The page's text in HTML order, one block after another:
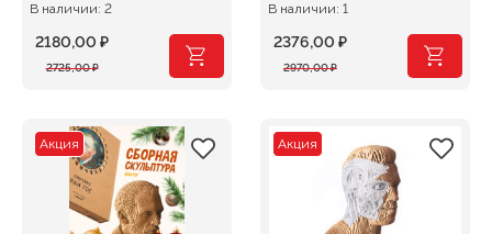
В наличии: 2
2725,00₽
Первоначальная
2725,00 ₽.
2180,00 ₽
Текущая
В наличии: 1
2970,00₽
Первоначальная
2970,00 ₽.
2376,00 ₽
Текущая
Акция Акция